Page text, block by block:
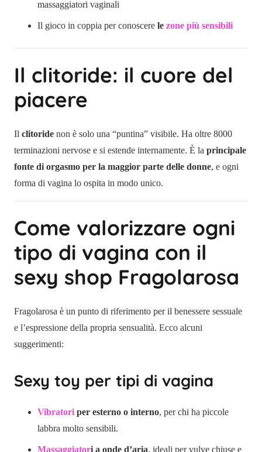
massaggiatori vaginali
Il gioco in coppia per conoscere le zone più sensibili
Il clitoride: il cuore del
piacere
Il clitoride non è solo una “puntina” visibile. Ha oltre 8000
terminazioni nervose e si estende internamente. È la principale
fonte di orgasmo per la maggior parte delle donne, e ogni
forma di vagina lo ospita in modo unico.
Come valorizzare ogni
tipo di vagina con il
sexy shop Fragolarosa
Fragolarosa è un punto di riferimento per il benessere sessuale
e l’espressione della propria sensualità. Ecco alcuni
suggerimenti:
Sexy toy per tipi di vagina
Vibratori per esterno o interno, per chi ha piccole
labbra molto sensibili.
Massaggiatori a onde d’aria, ideali per vulve chiuse e